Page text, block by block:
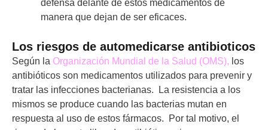
defensa delante de estos medicamentos de
manera que dejan de ser eficaces.
Los riesgos de automedicarse antibioticos
Según la Organización Mundial de la Salud (OMS), los
antibióticos son medicamentos utilizados para prevenir y
tratar las infecciones bacterianas. La resistencia a los
mismos se produce cuando las bacterias mutan en
respuesta al uso de estos fármacos. Por tal motivo, el